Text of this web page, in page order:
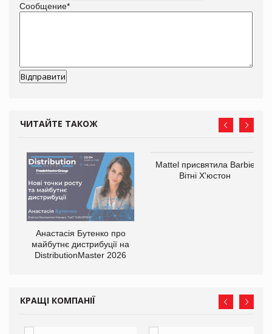
Сообщение*
ЧИТАЙТЕ ТАКОЖ
Анастасія Бутенко про
майбутнє дистрибуції на
DistributionMaster 2026
Mattel присвятила Barbie
Вітні Х'юстон
КРАЩІ КОМПАНІЇ